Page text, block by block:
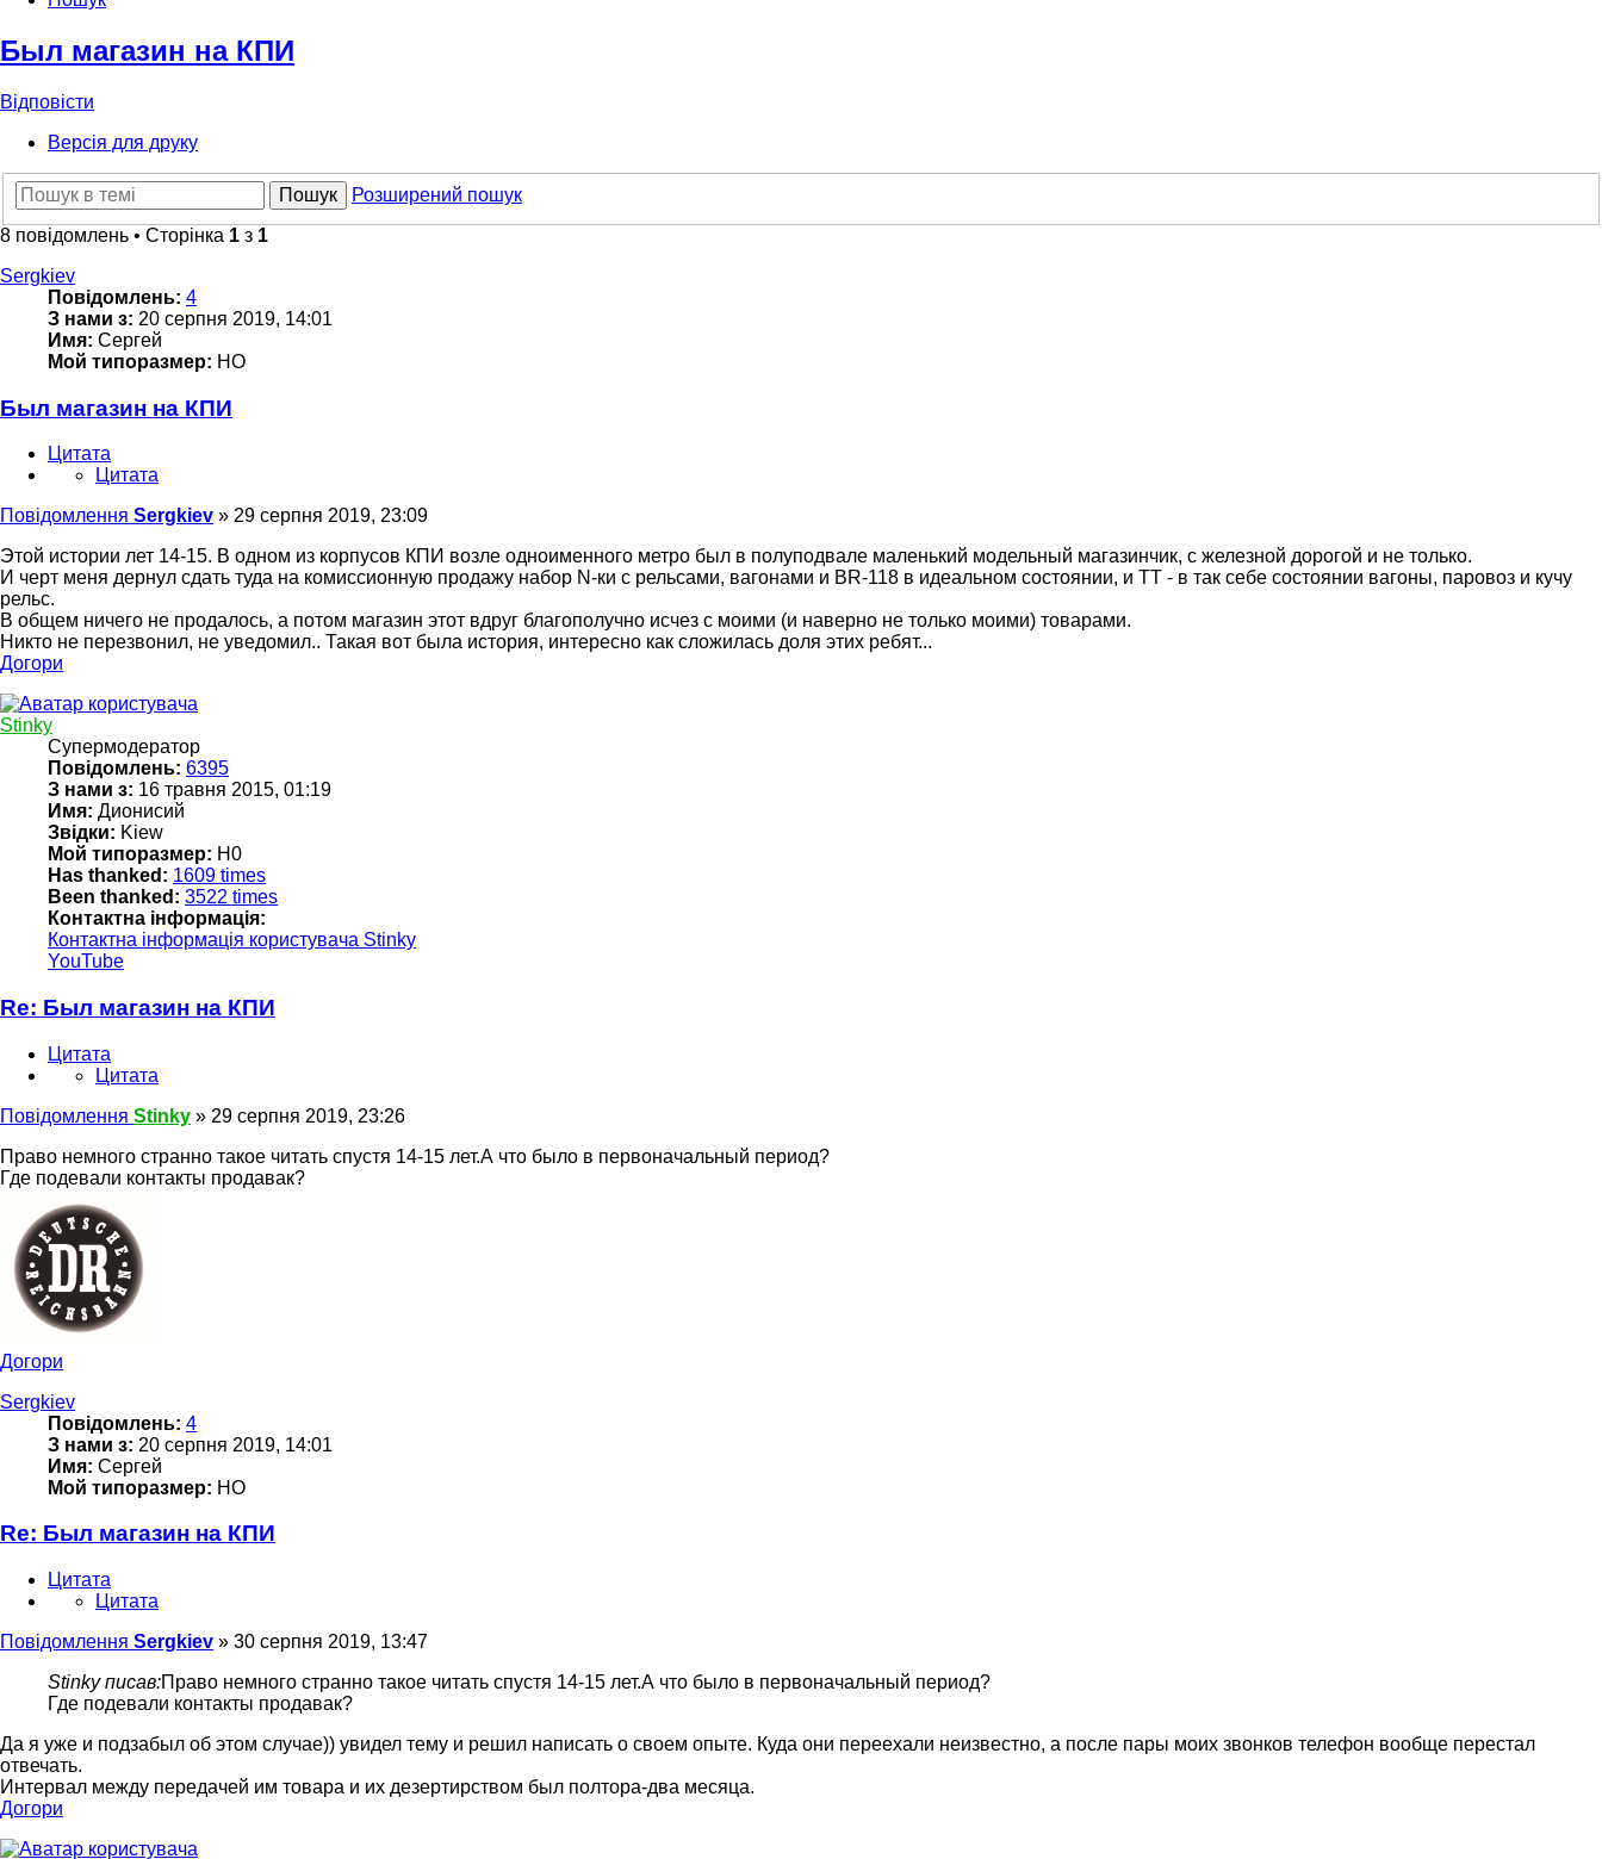
Был магазин на КПИ
Відповісти
Версія для друку
Пошук
Розширений пошук
8 повідомлень • Сторінка 1 з 1
Sergkiev
Повідомлень: 4
З нами з: 20 серпня 2019, 14:01
Имя: Сергей
Мой типоразмер: НО
Был магазин на КПИ
Цитата
Цитата
Повідомлення Sergkiev » 29 серпня 2019, 23:09
Этой истории лет 14-15. В одном из корпусов КПИ возле одноименного метро был в полуподвале маленький модельный магазинчик, с железной дорогой и не только.
И черт меня дернул сдать туда на комиссионную продажу набор N-ки с рельсами, вагонами и BR-118 в идеальном состоянии, и ТТ - в так себе состоянии вагоны, паровоз и кучу
рельс.
В общем ничего не продалось, а потом магазин этот вдруг благополучно исчез с моими (и наверно не только моими) товарами.
Никто не перезвонил, не уведомил.. Такая вот была история, интересно как сложилась доля этих ребят...
Догори
Stinky
Супермодератор
Повідомлень: 6395
З нами з: 16 травня 2015, 01:19
Имя: Дионисий
Звідки: Kiew
Мой типоразмер: Н0
Has thanked: 1609 times
Been thanked: 3522 times
Контактна інформація:
Контактна інформація користувача Stinky
YouTube
Re: Был магазин на КПИ
Цитата
Цитата
Повідомлення Stinky » 29 серпня 2019, 23:26
Право немного странно такое читать спустя 14-15 лет.А что было в первоначальный период?
Где подевали контакты продавак?
Догори
Sergkiev
Повідомлень: 4
З нами з: 20 серпня 2019, 14:01
Имя: Сергей
Мой типоразмер: НО
Re: Был магазин на КПИ
Цитата
Цитата
Повідомлення Sergkiev » 30 серпня 2019, 13:47
Stinky писав:Право немного странно такое читать спустя 14-15 лет.А что было в первоначальный период?
Где подевали контакты продавак?
Да я уже и подзабыл об этом случае)) увидел тему и решил написать о своем опыте. Куда они переехали неизвестно, а после пары моих звонков телефон вообще перестал
отвечать.
Интервал между передачей им товара и их дезертирством был полтора-два месяца.
Догори